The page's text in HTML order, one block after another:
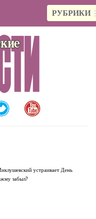
РУБРИКИ
устраивает День
забыл?